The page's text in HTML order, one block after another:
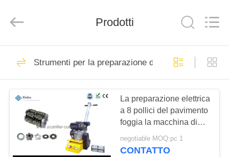
CASA.
PRODOTTI
VIDEO
Co.,
Reserved.
Taglierine dello
scarificatore
151
Prodotti
Strumenti per la preparazione della superficie del
La preparazione elettrica
a 8 pollici del pavimento
foggia la macchina di
scarificazione concreta
per attrezzatura per
negotiable MOQ:pc 1
CONTATTO